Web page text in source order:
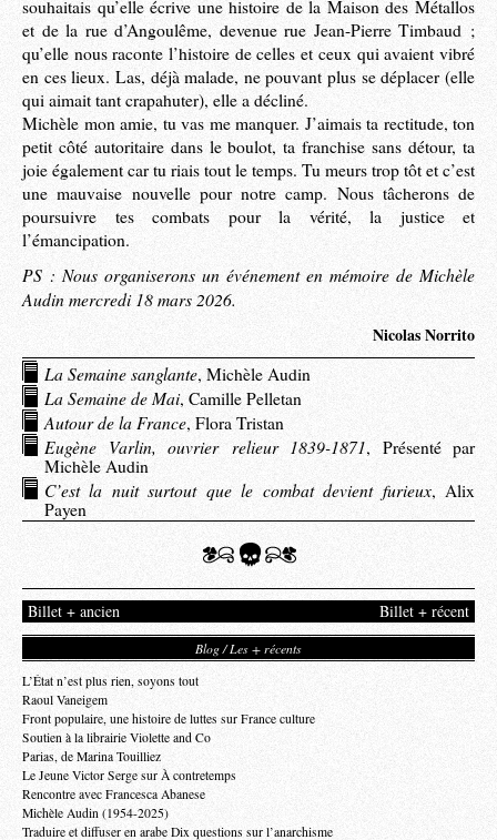
souhaitais qu’elle écrive une histoire de la Maison des Métallos
et de la rue d’Angoulême, devenue rue Jean-Pierre Timbaud ;
qu’elle nous raconte l’histoire de celles et ceux qui avaient vibré
en ces lieux. Las, déjà malade, ne pouvant plus se déplacer (elle
qui aimait tant crapahuter), elle a décliné.
Michèle mon amie, tu vas me manquer. J’aimais ta rectitude, ton
petit côté autoritaire dans le boulot, ta franchise sans détour, ta
joie également car tu riais tout le temps. Tu meurs trop tôt et c’est
une mauvaise nouvelle pour notre camp. Nous tâcherons de
poursuivre tes combats pour la vérité, la justice et
l’émancipation.
PS : Nous organiserons un événement en mémoire de Michèle
Audin mercredi 18 mars 2026.
Nicolas Norrito
La Semaine sanglante, Michèle Audin
La Semaine de Mai, Camille Pelletan
Autour de la France, Flora Tristan
Eugène Varlin, ouvrier relieur 1839-1871, Présenté par
Michèle Audin
C’est la nuit surtout que le combat devient furieux, Alix
Payen
Billet + récent
Billet + ancien
Blog / Les + récents
L’État n’est plus rien, soyons tout
Raoul Vaneigem
Front populaire, une histoire de luttes sur France culture
Soutien à la librairie Violette and Co
Parias, de Marina Touilliez
Le Jeune Victor Serge sur À contretemps
Rencontre avec Francesca Abanese
Michèle Audin (1954-2025)
Traduire et diffuser en arabe Dix questions sur l’anarchisme